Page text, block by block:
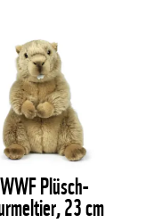
WWF Plüsch-
23 cm